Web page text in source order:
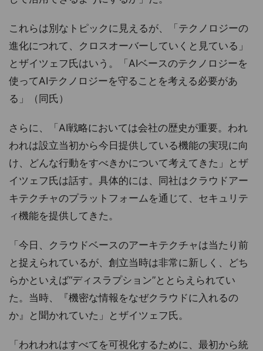
これらは別なトピックに見えるが、「テクノロジーの
進化につれて、クロスオーバーしていくと見ている」
とザイツェフ氏はいう。「AIベースのテクノロジーを
使ってAIテクノロジーを守ることを考える必要があ
る」（同氏）
さらに、「AI戦略においては会社の歴史が重要。われ
われは設立当初から今日提供している機能の実現に向
け、どんな行動をすべきかについて考えてきた」とザ
イツェフ氏は話す。具体的には、同社はクラウドアー
キテクチャのプラットフォームを通じて、セキュリテ
ィ機能を提供してきた。
「今日、クラウドベースのアーキテクチャは当たり前
と捉えられているが、創立当時は非常に新しく、どち
らかといえば“ディスラプション”ととらえられてい
た。当時、『機密な情報をなぜクラウドに入れるの
か』と聞かれていた」とザイツェフ氏。
「われわれはすべてを可視化するために、最初から統